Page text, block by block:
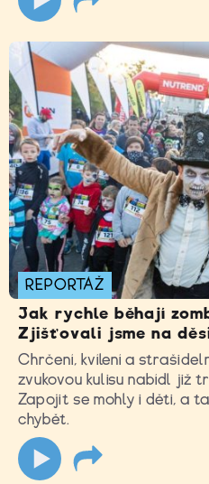
REPORTÁŽ
Jak rychle běhají
Zjišťovali jsme na
Chrčení, kvílení a
zvukovou kulisu nabídl již
Zapojit se mohly i děti, a
chybět.